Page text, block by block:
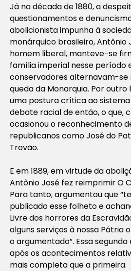
Já na década de 1880, a
questionamentos e
abolicionista impunha à
monárquico brasileiro, Antônio
homem liberal, manteve-se
família imperial nesse período
conservadores alternavam-se
queda da Monarquia. Por
uma postura crítica ao
debate racial de então, o que,
ocasionou o reconhecimento
republicanos como José do
Trovão.
E em 1889, em virtude da
Antônio José fez reimprimirO
Para tanto, argumentou que “
publicado esse folheto e
Livre dos horrores da
alguns serviços à nossa Pátria
o argumentado”. Essa
após os acontecimentos
mais completa que a primeira.